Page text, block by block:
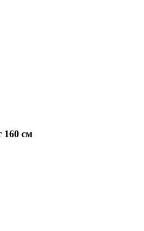
160 см